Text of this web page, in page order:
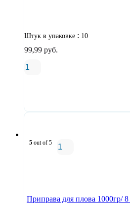
Штук в упаковке : 10
99,99 руб.
5 out of 5
Приправа для плова 1000гр/